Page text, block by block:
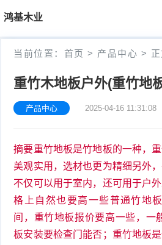
鸿基木业
首
页
首
当前位置： 首页 > 产品中心 >
重竹木地板户外(重竹地
产品中心 2025-04-16 11:31:08
摘要重竹地板是竹地板的一种，
美观实用，选材也更为精细另外
不仅可以用于室内，还可用于户
格上自然也要高一些普通竹地
间，重竹地板报价要高一些，一
板安装要检查门能否；重竹地板